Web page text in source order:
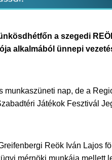
a szegedi
alkalmából ünnepi
munkaszüneti nap, de a
Játékok Fesztivál
Reök Iván Lajos
mérnöki munkája mellett